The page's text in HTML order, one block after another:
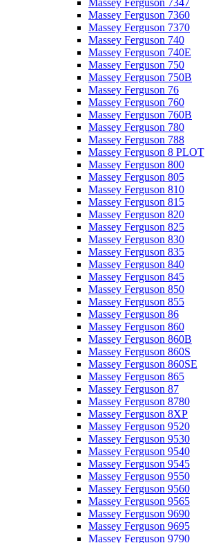
Massey Ferguson 7347
Massey Ferguson 7360
Massey Ferguson 7370
Massey Ferguson 740
Massey Ferguson 740E
Massey Ferguson 750
Massey Ferguson 750B
Massey Ferguson 76
Massey Ferguson 760
Massey Ferguson 760B
Massey Ferguson 780
Massey Ferguson 788
Massey Ferguson 8 PLOT
Massey Ferguson 800
Massey Ferguson 805
Massey Ferguson 810
Massey Ferguson 815
Massey Ferguson 820
Massey Ferguson 825
Massey Ferguson 830
Massey Ferguson 835
Massey Ferguson 840
Massey Ferguson 845
Massey Ferguson 850
Massey Ferguson 855
Massey Ferguson 86
Massey Ferguson 860
Massey Ferguson 860B
Massey Ferguson 860S
Massey Ferguson 860SE
Massey Ferguson 865
Massey Ferguson 87
Massey Ferguson 8780
Massey Ferguson 8XP
Massey Ferguson 9520
Massey Ferguson 9530
Massey Ferguson 9540
Massey Ferguson 9545
Massey Ferguson 9550
Massey Ferguson 9560
Massey Ferguson 9565
Massey Ferguson 9690
Massey Ferguson 9695
Massey Ferguson 9790